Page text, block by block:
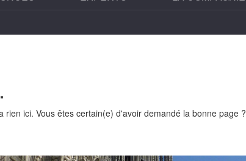
rien ici. Vous êtes certain(e) d'avoir demandé la bonne page ?